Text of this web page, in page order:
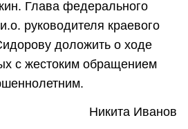
Глава федерального
руководителя краевого
доложить о ходе
с жестоким обращением
Никита Иванов